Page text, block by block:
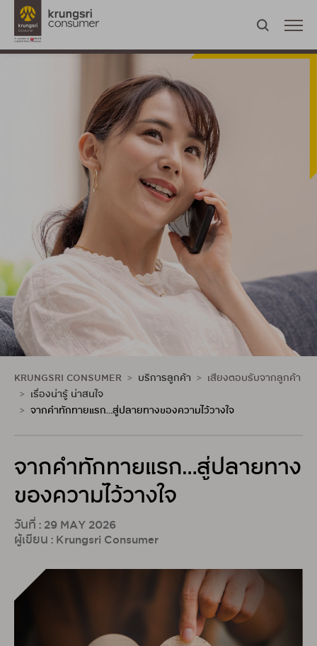
KRUNGSRI CONSUMER บริการลูกค้า
เสียงตอบรับจากลูกค้า
เรื่องน่ารู้ น่าสนใจ
จากคำทักทายแรก…สู่ปลายทางของความไว้วางใจ
จากคำทักทายแรก…สู่ปลายทาง
ของความไว้วางใจ
วันที่ : 29 MAY 2026
ผู้เขียน : Krungsri Consumer